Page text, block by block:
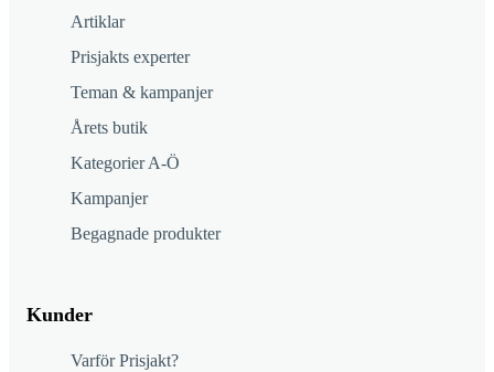
Artiklar
Prisjakts experter
Teman & kampanjer
Årets butik
Kategorier A-Ö
Kampanjer
Begagnade produkter
Kunder
Varför Prisjakt?